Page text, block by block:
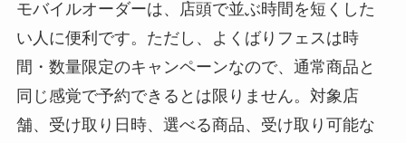
モバイルオーダーは、店頭で並ぶ時間を短くした
い人に便利です。ただし、よくばりフェスは時
間・数量限定のキャンペーンなので、通常商品と
同じ感覚で予約できるとは限りません。対象店
舗、受け取り日時、選べる商品、受け取り可能な